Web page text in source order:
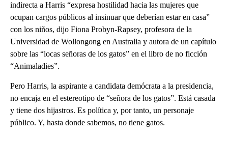
indirecta a Harris “expresa hostilidad hacia las mujeres que
ocupan cargos públicos al insinuar que deberían estar en casa”
con los niños, dijo Fiona Probyn-Rapsey, profesora de la
Universidad de Wollongong en Australia y autora de un capítulo
sobre las “locas señoras de los gatos” en el libro de no ficción
“Animaladies”.
Pero Harris, la aspirante a candidata demócrata a la presidencia,
no encaja en el estereotipo de “señora de los gatos”. Está casada
y tiene dos hijastros. Es política y, por tanto, un personaje
público. Y, hasta donde sabemos, no tiene gatos.